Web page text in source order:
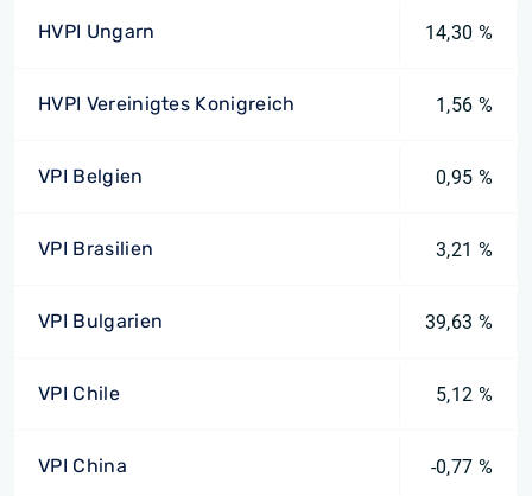
HVPI Ungarn 14,30 %
HVPI Vereinigtes Konigreich 1,56 %
VPI Belgien 0,95 %
VPI Brasilien 3,21 %
VPI Bulgarien 39,63 %
VPI Chile 5,12 %
VPI China -0,77 %